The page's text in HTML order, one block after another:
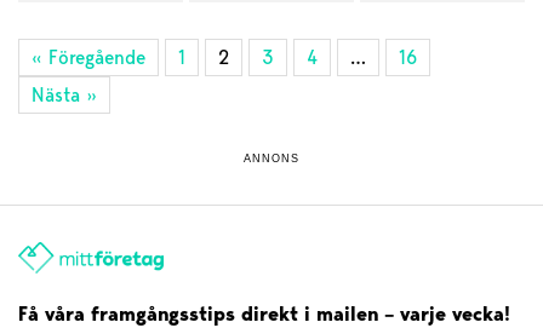
« Föregående 1 2 3 4 …
16
Nästa »
ANNONS
Få våra framgångsstips direkt i mailen – varje vecka!